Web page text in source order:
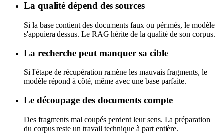
La qualité dépend des sources
Si la base contient des documents faux ou périmés, le modèle
s'appuiera dessus. Le RAG hérite de la qualité de son corpus.
La recherche peut manquer sa cible
Si l'étape de récupération ramène les mauvais fragments, le
modèle répond à côté, même avec une base parfaite.
Le découpage des documents compte
Des fragments mal coupés perdent leur sens. La préparation
du corpus reste un travail technique à part entière.